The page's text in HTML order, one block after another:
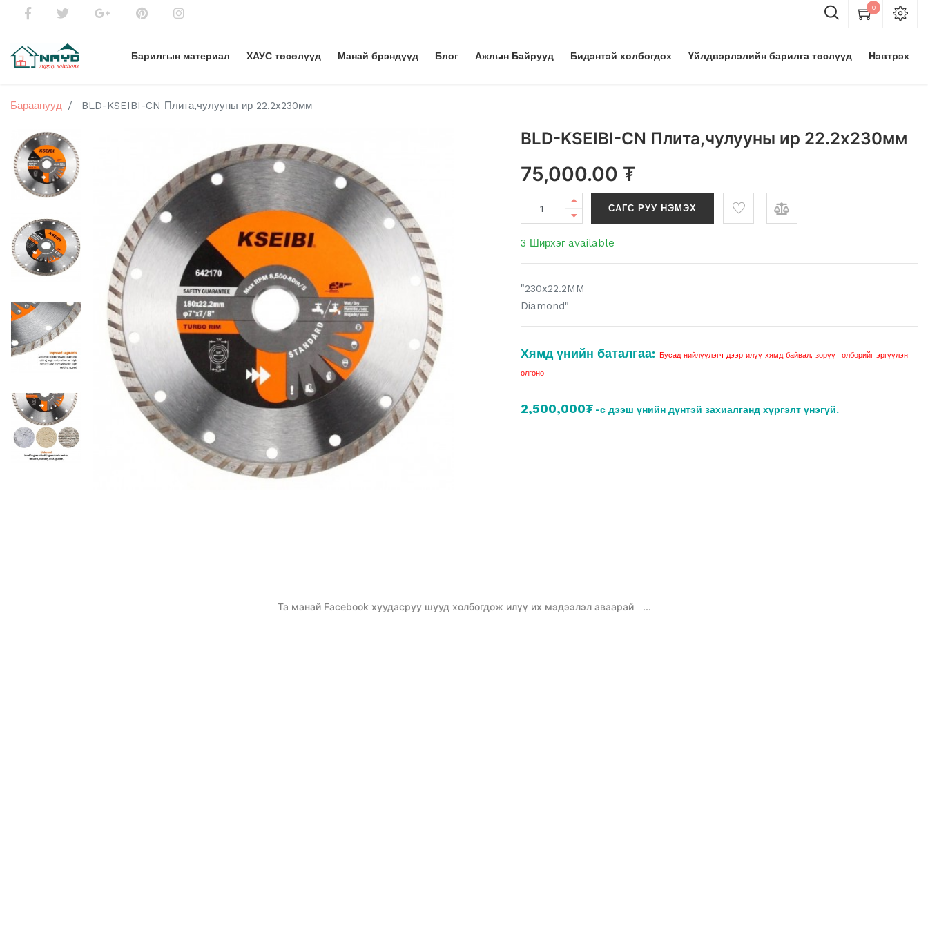
0
Барилгын материал ХАУС төсөлүүд Манай брэндүүд Блог Ажлын Байрууд Бидэнтэй холбогдох Үйлдвэрлэлийн барилга төслүүд Нэвтрэх
Бараанууд BLD-KSEIBI-CN Плита,чулууны ир 22.2х230мм
BLD-KSEIBI-CN Плита,чулууны ир 22.2х230мм
75,000.00 ₮
САГС РУУ НЭМЭХ
3 Ширхэг available
"230x22.2MM
Diamond"
Хямд үнийн баталгаа: Бусад нийлүүлэгч дээр илүү хямд байвал, зөрүү төлбөрийг эргүүлэн
олгоно.
2,500,000₮ -с дээш үнийн дүнтэй захиалганд хүргэлт үнэгүй.
Та манай Facebook хуудасруу шууд холбогдож илүү их мэдээлэл аваарай ...